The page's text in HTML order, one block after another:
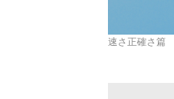
速さ正確さ篇